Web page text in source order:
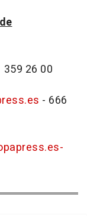
359 26 00
- 666